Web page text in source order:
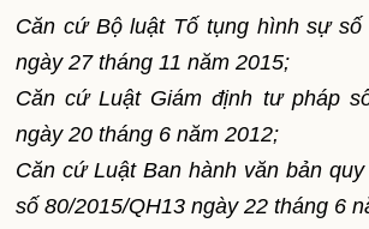
Căn cứ Bộ luật Tố tụng hình sự số
ngày 27 tháng 11 năm 2015;
Căn cứ Luật Giám định tư pháp
ngày 20 tháng 6 năm 2012;
Căn cứ Luật Ban hành văn bản
số 80/2015/QH13 ngày 22 tháng 6